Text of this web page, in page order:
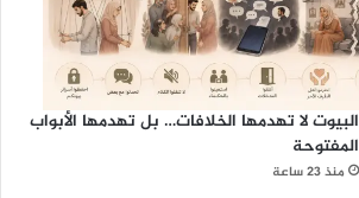
البيوت لا تهدمها الخلافات… بل تهدمها الأبواب
المفتوحة
منذ 23 ساعة